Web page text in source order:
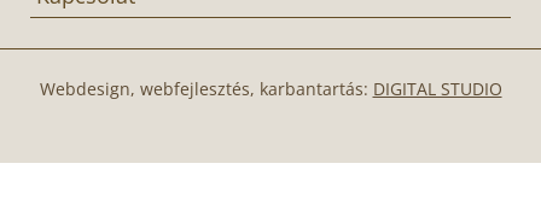
Webdesign, webfejlesztés, karbantartás: DIGITAL STUDIO